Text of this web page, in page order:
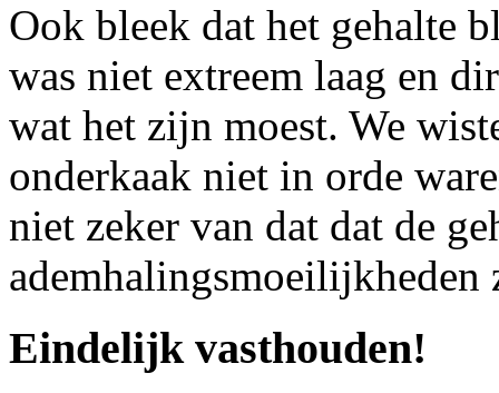
Ook bleek dat het gehalte
was niet extreem laag en
wat het zijn moest. We
onderkaak niet in orde
niet zeker van dat dat de
ademhalingsmoeilijkheden
Eindelijk vasthouden!